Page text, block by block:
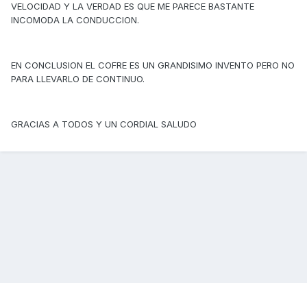
VELOCIDAD Y LA VERDAD ES QUE ME PARECE BASTANTE
INCOMODA LA CONDUCCION.
EN CONCLUSION EL COFRE ES UN GRANDISIMO INVENTO PERO NO
PARA LLEVARLO DE CONTINUO.
GRACIAS A TODOS Y UN CORDIAL SALUDO